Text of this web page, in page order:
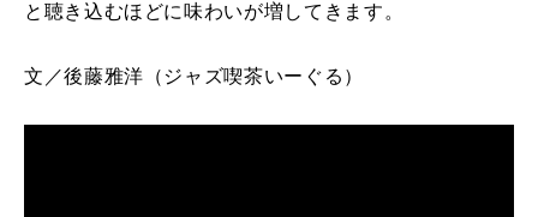
と聴き込むほどに味わいが増してきます。
文／後藤雅洋 （ジャズ喫茶いーぐる）